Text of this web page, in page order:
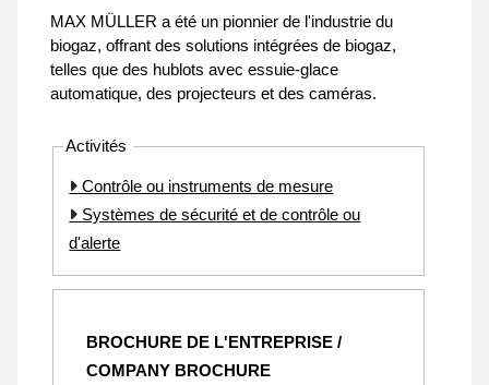
MAX MÜLLER a été un pionnier de l'industrie du
biogaz, offrant des solutions intégrées de biogaz,
telles que des hublots avec essuie-glace
automatique, des projecteurs et des caméras.
Activités
Contrôle ou instruments de mesure
Systèmes de sécurité et de contrôle ou
d'alerte
BROCHURE DE L'ENTREPRISE /
COMPANY BROCHURE